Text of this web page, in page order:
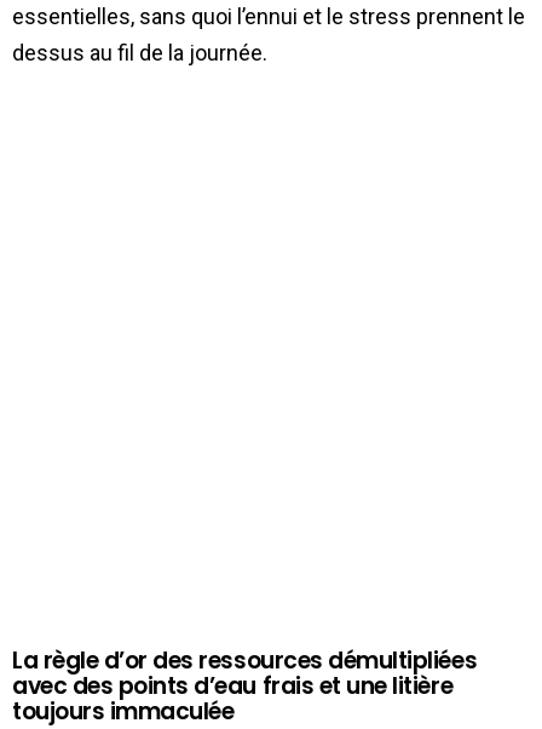
essentielles, sans quoi l’ennui et le stress prennent le
dessus au fil de la journée.
La règle d’or des ressources démultipliées
avec des points d’eau frais et une litière
toujours immaculée